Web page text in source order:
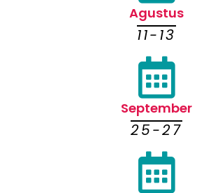
Agustus
11-13
September
25-27